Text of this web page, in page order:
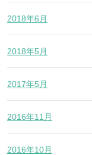
2018年6月
2018年5月
2017年5月
2016年11月
2016年10月